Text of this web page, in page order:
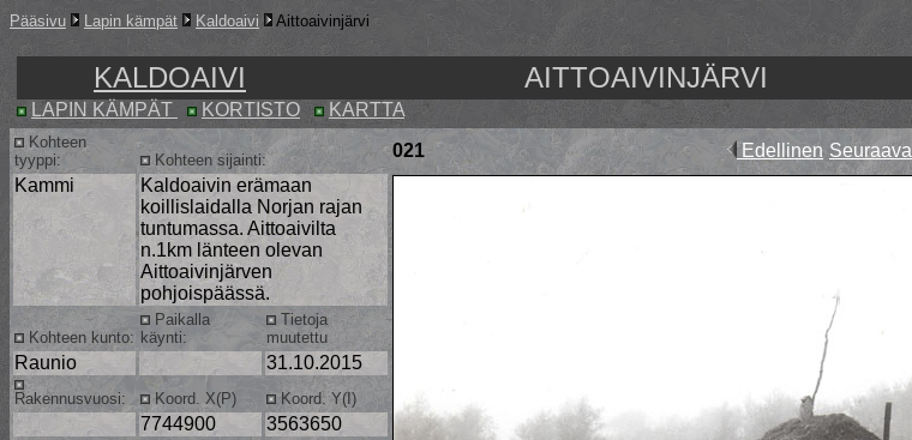
Pääsivu Lapin kämpät Kaldoaivi Aittoaivinjärvi
KALDOAIVI AITTOAIVINJÄRVI
LAPIN KÄMPÄT KORTISTO KARTTA
Kohteen
tyyppi:
Kohteen sijainti: 021 Edellinen Seuraava
Kammi
Kaldoaivin erämaan
koillislaidalla Norjan rajan
tuntumassa. Aittoaivilta
n.1km länteen olevan
Aittoaivinjärven
pohjoispäässä.
Kohteen kunto:
Paikalla
käynti:
Tietoja
muutettu
Raunio 31.10.2015
Rakennusvuosi: Koord. X(P) Koord. Y(I)
7744900 3563650